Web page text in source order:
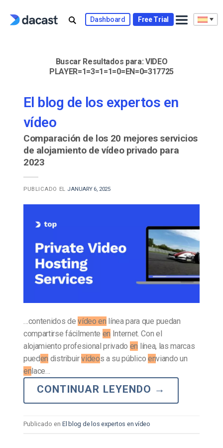
Dashboard Free Trial
Buscar Resultados para: VIDEO
PLAYER=1=3=1=1=0=EN=0=317725
El blog de los expertos en
vídeo
Comparación de los 20 mejores servicios
de alojamiento de vídeo privado para
2023
PUBLICADO EL JANUARY 6, 2025
…contenidos devídeo en línea para que puedan
compartirse fácilmente en Internet. Con el
alojamiento profesional privado en línea, las marcas
pueden distribuirvídeos a su público enviando un
en lace…
CONTINUAR LEYENDO →
Publicado en El blog de los expertos en vídeo